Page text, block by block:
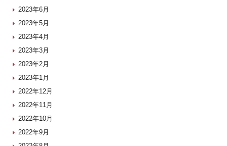
2023年6月
2023年5月
2023年4月
2023年3月
2023年2月
2023年1月
2022年12月
2022年11月
2022年10月
2022年9月